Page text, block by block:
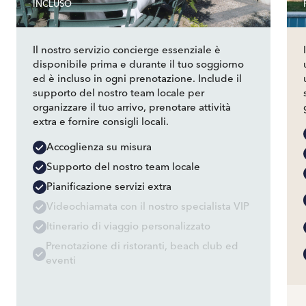
INCLUSO
Il nostro servizio concierge essenziale è
disponibile prima e durante il tuo soggiorno
ed è incluso in ogni prenotazione. Include il
supporto del nostro team locale per
organizzare il tuo arrivo, prenotare attività
extra e fornire consigli locali.
Accoglienza su misura
Supporto del nostro team locale
Pianificazione servizi extra
Videochiamata con il nostro specialista VIP
Itinerario di viaggio personalizzato
Prenotazione di ristoranti, beach club ed
eventi